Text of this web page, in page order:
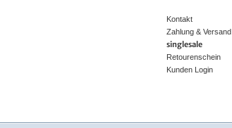
Kontakt
Zahlung & Versand
singlesale
Retourenschein
Kunden Login